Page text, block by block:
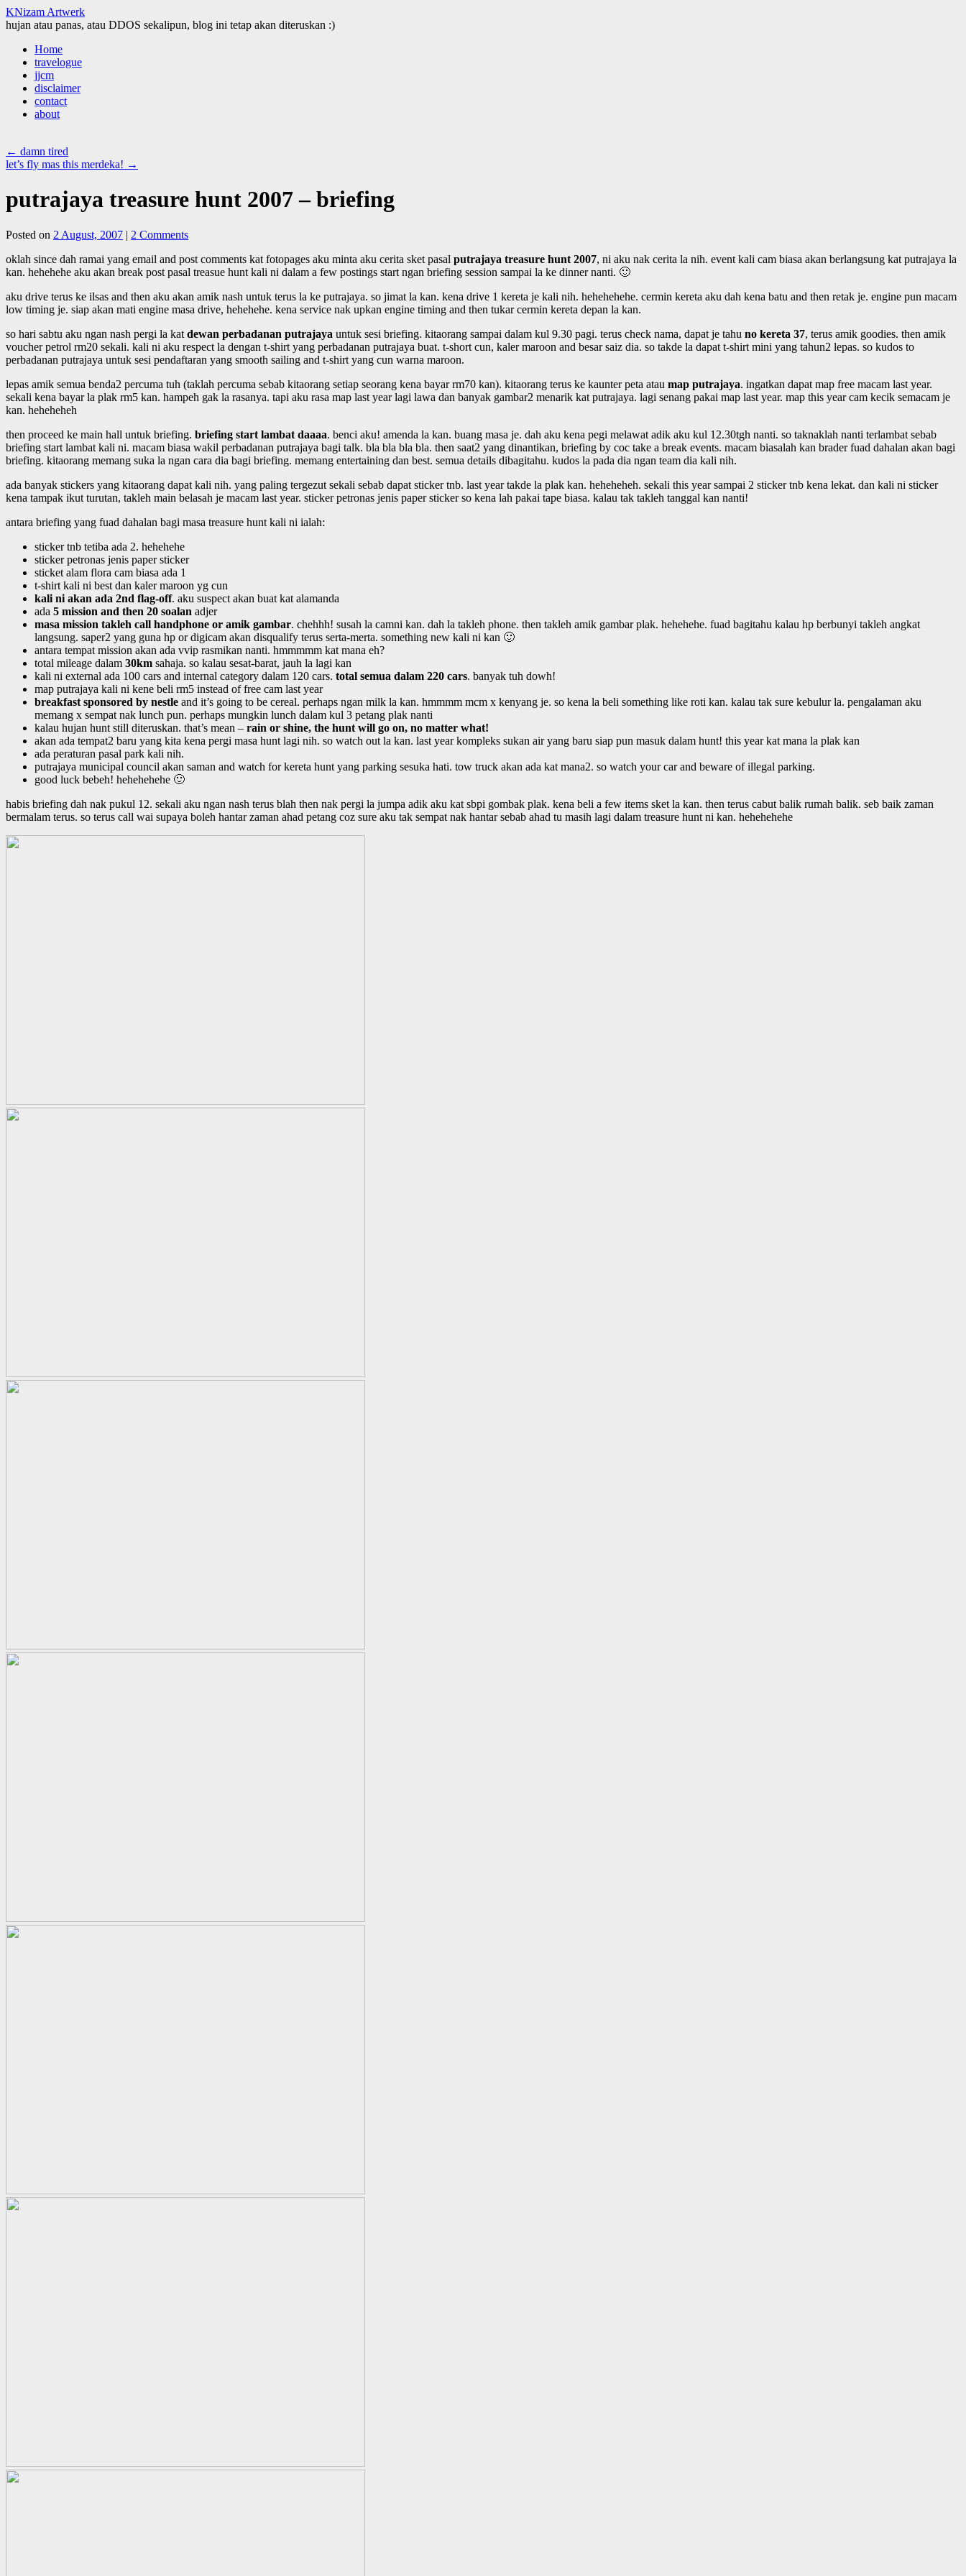
KNizam Artwerk
hujan atau panas, atau DDOS sekalipun, blog ini tetap akan diteruskan :)
Skip
content
Home
travelogue
jjcm
disclaimer
contact
about
← damn tired
let’s fly mas this merdeka! →
putrajaya treasure hunt 2007 – briefing
Posted on 2 August, 2007 | 2 Comments
oklah since dah ramai yang email and post comments kat fotopages aku minta aku cerita sket pasal putrajaya treasure hunt 2007, ni aku nak cerita la nih. event kali cam biasa akan berlangsung kat putrajaya la
kan. hehehehe aku akan break post pasal treasue hunt kali ni dalam a few postings start ngan briefing session sampai la ke dinner nanti. 🙂
aku drive terus ke ilsas and then aku akan amik nash untuk terus la ke putrajaya. so jimat la kan. kena drive 1 kereta je kali nih. hehehehehe. cermin kereta aku dah kena batu and then retak je. engine pun macam
low timing je. siap akan mati engine masa drive, hehehehe. kena service nak upkan engine timing and then tukar cermin kereta depan la kan.
so hari sabtu aku ngan nash pergi la kat dewan perbadanan putrajaya untuk sesi briefing. kitaorang sampai dalam kul 9.30 pagi. terus check nama, dapat je tahu no kereta 37, terus amik goodies. then amik
voucher petrol rm20 sekali. kali ni aku respect la dengan t-shirt yang perbadanan putrajaya buat. t-short cun, kaler maroon and besar saiz dia. so takde la dapat t-shirt mini yang tahun2 lepas. so kudos to
perbadanan putrajaya untuk sesi pendaftaran yang smooth sailing and t-shirt yang cun warna maroon.
lepas amik semua benda2 percuma tuh (taklah percuma sebab kitaorang setiap seorang kena bayar rm70 kan). kitaorang terus ke kaunter peta atau map putrajaya. ingatkan dapat map free macam last year.
sekali kena bayar la plak rm5 kan. hampeh gak la rasanya. tapi aku rasa map last year lagi lawa dan banyak gambar2 menarik kat putrajaya. lagi senang pakai map last year. map this year cam kecik semacam je
kan. heheheheh
then proceed ke main hall untuk briefing. briefing start lambat daaaa. benci aku! amenda la kan. buang masa je. dah aku kena pegi melawat adik aku kul 12.30tgh nanti. so taknaklah nanti terlambat sebab
briefing start lambat kali ni. macam biasa wakil perbadanan putrajaya bagi talk. bla bla bla bla. then saat2 yang dinantikan, briefing by coc take a break events. macam biasalah kan brader fuad dahalan akan bagi
briefing. kitaorang memang suka la ngan cara dia bagi briefing. memang entertaining dan best. semua details dibagitahu. kudos la pada dia ngan team dia kali nih.
ada banyak stickers yang kitaorang dapat kali nih. yang paling tergezut sekali sebab dapat sticker tnb. last year takde la plak kan. heheheheh. sekali this year sampai 2 sticker tnb kena lekat. dan kali ni sticker
kena tampak ikut turutan, takleh main belasah je macam last year. sticker petronas jenis paper sticker so kena lah pakai tape biasa. kalau tak takleh tanggal kan nanti!
antara briefing yang fuad dahalan bagi masa treasure hunt kali ni ialah:
sticker tnb tetiba ada 2. hehehehe
sticker petronas jenis paper sticker
sticket alam flora cam biasa ada 1
t-shirt kali ni best dan kaler maroon yg cun
kali ni akan ada 2nd flag-off. aku suspect akan buat kat alamanda
ada 5 mission and then 20 soalan adjer
masa mission takleh call handphone or amik gambar. chehhh! susah la camni kan. dah la takleh phone. then takleh amik gambar plak. hehehehe. fuad bagitahu kalau hp berbunyi takleh angkat
langsung. saper2 yang guna hp or digicam akan disqualify terus serta-merta. something new kali ni kan 🙂
antara tempat mission akan ada vvip rasmikan nanti. hmmmmm kat mana eh?
total mileage dalam 30km sahaja. so kalau sesat-barat, jauh la lagi kan
kali ni external ada 100 cars and internal category dalam 120 cars. total semua dalam 220 cars. banyak tuh dowh!
map putrajaya kali ni kene beli rm5 instead of free cam last year
breakfast sponsored by nestle and it’s going to be cereal. perhaps ngan milk la kan. hmmmm mcm x kenyang je. so kena la beli something like roti kan. kalau tak sure kebulur la. pengalaman aku
memang x sempat nak lunch pun. perhaps mungkin lunch dalam kul 3 petang plak nanti
kalau hujan hunt still diteruskan. that’s mean – rain or shine, the hunt will go on, no matter what!
akan ada tempat2 baru yang kita kena pergi masa hunt lagi nih. so watch out la kan. last year kompleks sukan air yang baru siap pun masuk dalam hunt! this year kat mana la plak kan
ada peraturan pasal park kali nih.
putrajaya municipal council akan saman and watch for kereta hunt yang parking sesuka hati. tow truck akan ada kat mana2. so watch your car and beware of illegal parking.
good luck bebeh! hehehehehe 🙂
habis briefing dah nak pukul 12. sekali aku ngan nash terus blah then nak pergi la jumpa adik aku kat sbpi gombak plak. kena beli a few items sket la kan. then terus cabut balik rumah balik. seb baik zaman
bermalam terus. so terus call wai supaya boleh hantar zaman ahad petang coz sure aku tak sempat nak hantar sebab ahad tu masih lagi dalam treasure hunt ni kan. hehehehehe